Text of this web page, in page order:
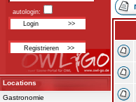
autologin:
Locations
Gastronomie